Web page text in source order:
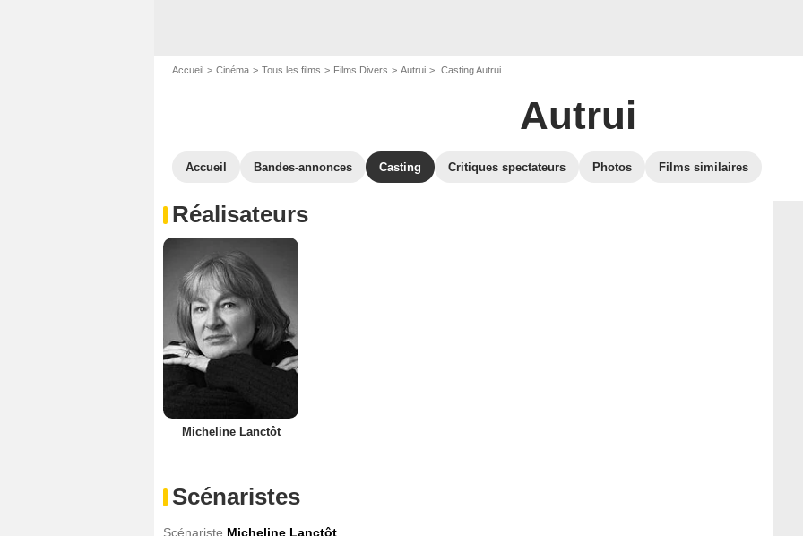
Accueil Cinéma Tous les films Films Divers Autrui Casting Autrui
Autrui
Accueil Bandes-annonces Casting Critiques spectateurs Photos Films similaires
Réalisateurs
Micheline Lanctôt
Scénaristes
Scénariste Micheline Lanctôt